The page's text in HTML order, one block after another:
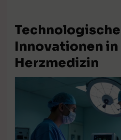
Technologische
Innovationen in
Herzmedizin